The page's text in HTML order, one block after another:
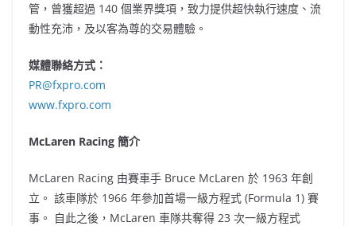
管，曾獲超過 140 個業界獎項，致力提供超快執行速度、流
動性充沛，及以客為尊的交易體驗。
媒體聯絡方式：
PR@fxpro.com
www.fxpro.com
McLaren Racing 簡介
McLaren Racing 由賽車手 Bruce McLaren 於 1963 年創
立。 該車隊於 1966 年參加首場一級方程式 (Formula 1) 賽
事。 自此之後，McLaren 車隊共奪得 23 次一級方程式